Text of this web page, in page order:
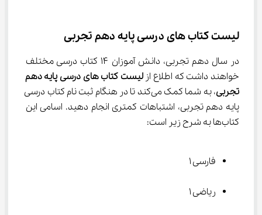
لیست کتاب ‌های درسی پایه دهم تجربی
در سال دهم تجربی، دانش آموزان ۱۴ کتاب درسی مختلف
خواهند داشت که اطلاع از لیست کتاب‌ های درسی
پایه دهم
تجربی
، به شما کمک می‌کند تا در هنگام ثبت نام کتاب درسی
پایه دهم تجربی، اشتباهات کمتری انجام دهید. اسامی این
کتاب‌ها به شرح زیر است:
فارسی ۱
ریاضی ۱